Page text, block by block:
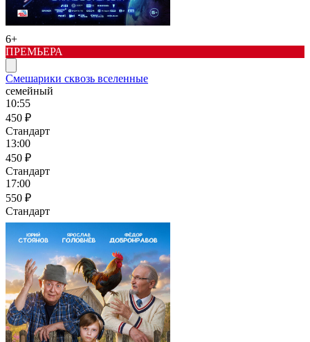
6+
ПРЕМЬЕРА
Смешарики сквозь вселенные
семейный
10:55
450 ₽
Стандарт
13:00
450 ₽
Стандарт
17:00
550 ₽
Стандарт